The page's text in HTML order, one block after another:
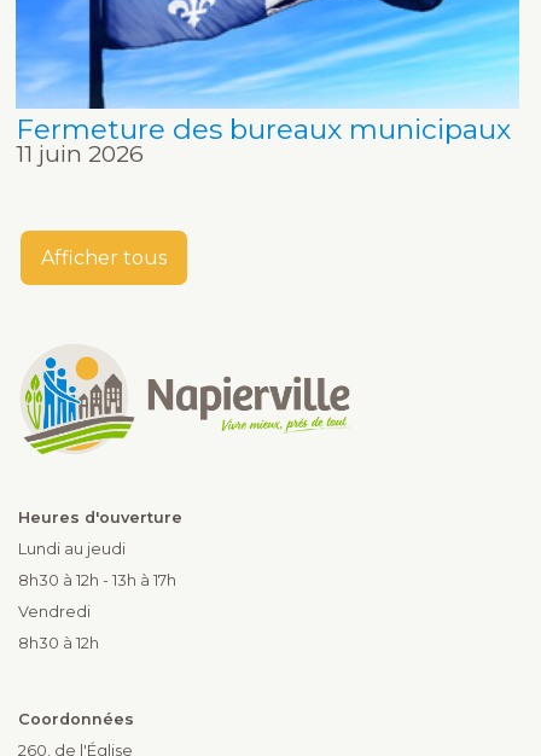
Fermeture des bureaux municipaux
11 juin 2026
Afficher tous
Heures d'ouverture
Lundi au jeudi
8h30 à 12h - 13h à 17h
Vendredi
8h30 à 12h
Coordonnées
260, de l'Église